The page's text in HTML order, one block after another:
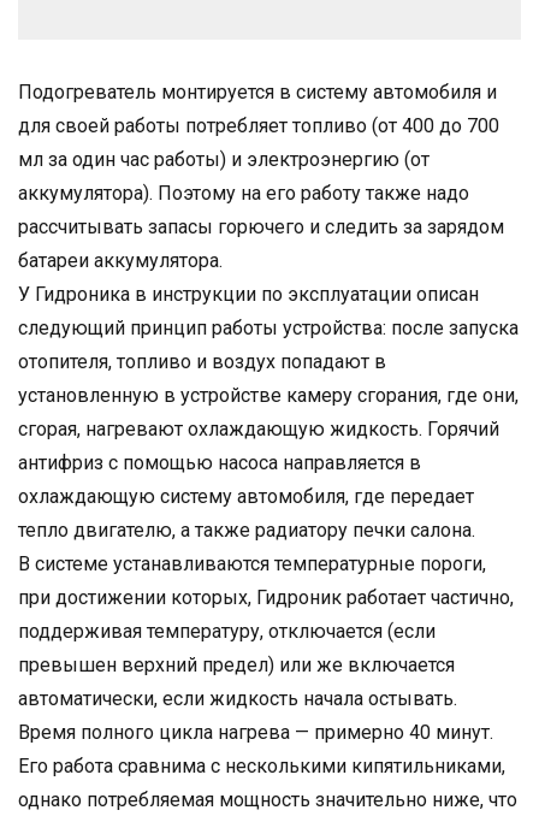
Подогреватель монтируется в систему автомобиля и
для своей работы потребляет топливо (от 400 до 700
мл за один час работы) и электроэнергию (от
аккумулятора). Поэтому на его работу также надо
рассчитывать запасы горючего и следить за зарядом
батареи аккумулятора.
У Гидроника в инструкции по эксплуатации описан
следующий принцип работы устройства: после запуска
отопителя, топливо и воздух попадают в
установленную в устройстве камеру сгорания, где они,
сгорая, нагревают охлаждающую жидкость. Горячий
антифриз с помощью насоса направляется в
охлаждающую систему автомобиля, где передает
тепло двигателю, а также радиатору печки салона.
В системе устанавливаются температурные пороги,
при достижении которых, Гидроник работает частично,
поддерживая температуру, отключается (если
превышен верхний предел) или же включается
автоматически, если жидкость начала остывать.
Время полного цикла нагрева — примерно 40 минут.
Его работа сравнима с несколькими кипятильниками,
однако потребляемая мощность значительно ниже, что